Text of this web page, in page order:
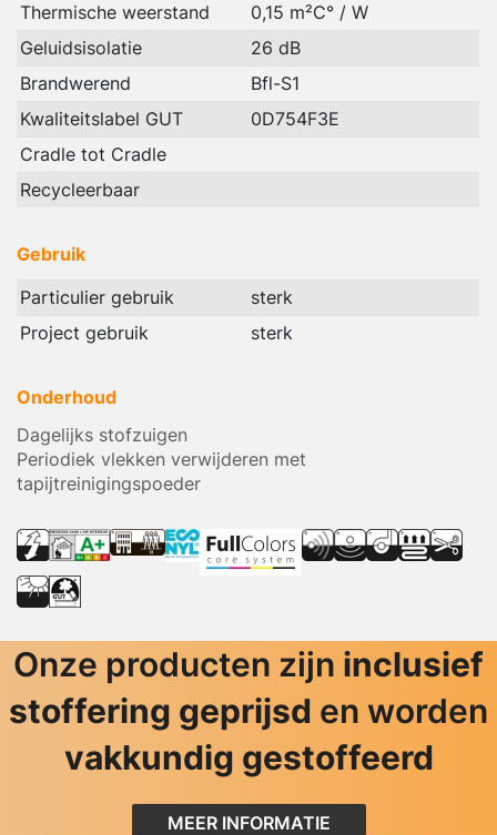
Thermische weerstand
0,15 m²C° / W
Geluidsisolatie
26 dB
Brandwerend
Bfl-S1
Kwaliteitslabel GUT
0D754F3E
Cradle tot Cradle
Recycleerbaar
Gebruik
Particulier gebruik
sterk
Project gebruik
sterk
Onderhoud
Dagelijks stofzuigen
Periodiek vlekken verwijderen met
tapijtreinigingspoeder
Onze producten zijn inclusief
stoffering geprijsd en worden
vakkundig gestoffeerd
MEER INFORMATIE